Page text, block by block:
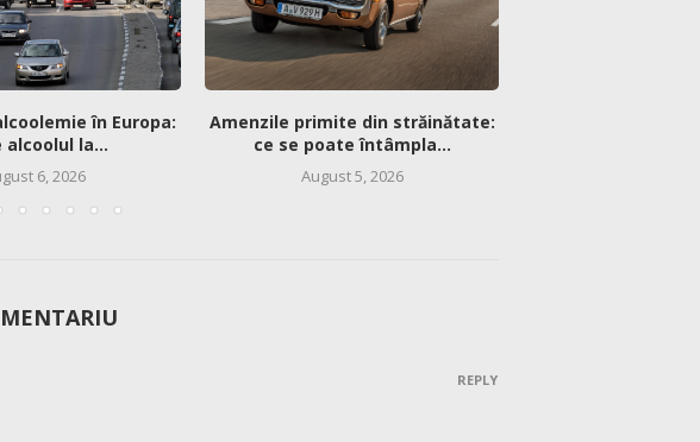
în Europa:
alcoolul la...
6, 2026
Amenzile primite din străinătate:
ce se poate întâmpla...
August 5, 2026
REPLY